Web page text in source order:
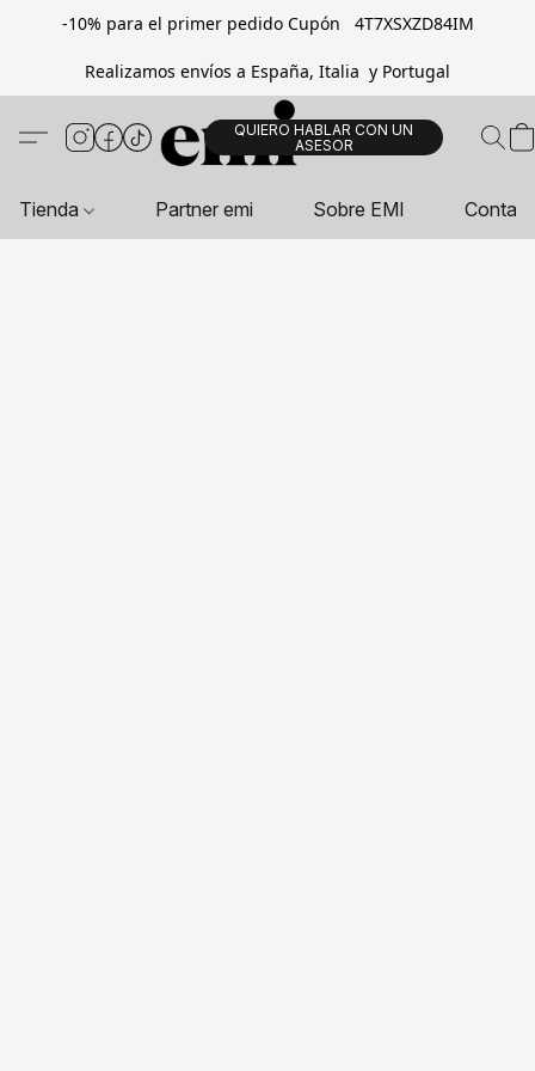
-10% para el primer pedido Cupón 4T7XSXZD84IM
Realizamos envíos a España, Italia y Portugal
QUIERO HABLAR CON UN
ASESOR
Tienda Partner emi Sobre EMI